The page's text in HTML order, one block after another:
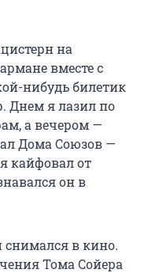
на
вместе с
нибудь билетик
Днем я лазил по
а вечером —
Дома Союзов —
кайфовал от
он в
снимался в кино.
Тома Сойера